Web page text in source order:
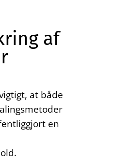
af
at både
en